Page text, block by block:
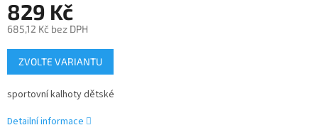
829 Kč
685,12 Kč bez DPH
Měrná
cena:
ZVOLTE VARIANTU
sportovní kalhoty dětské
Detailní informace